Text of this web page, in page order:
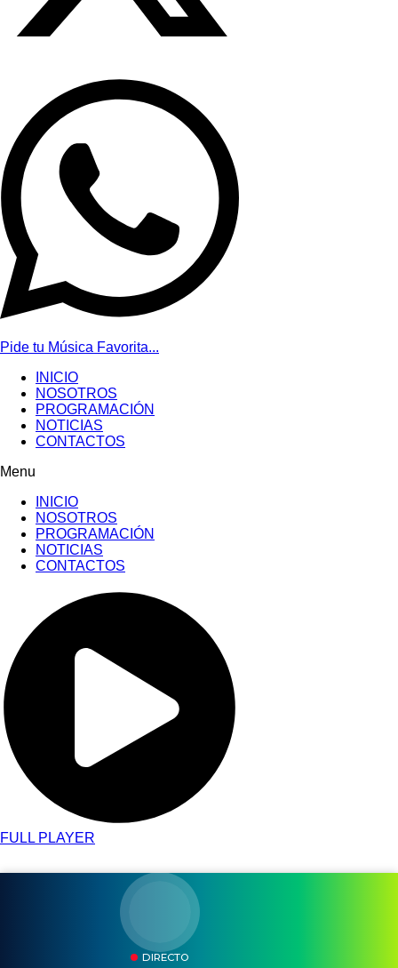
Pide tu Música Favorita...
INICIO
NOSOTROS
PROGRAMACIÓN
NOTICIAS
CONTACTOS
Menu
INICIO
NOSOTROS
PROGRAMACIÓN
NOTICIAS
CONTACTOS
FULL PLAYER
DIRECTO